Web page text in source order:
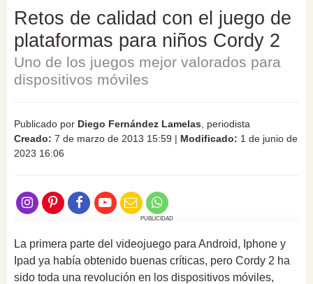
Retos de calidad con el juego de
plataformas para niños Cordy 2
Uno de los juegos mejor valorados para
dispositivos móviles
Publicado por Diego Fernández Lamelas , periodista
Creado: 7 de marzo de 2013 15:59 | Modificado: 1 de junio de
2023 16:06
PUBLICIDAD
La primera parte del videojuego para Android, Iphone y
Ipad ya había obtenido buenas críticas, pero Cordy 2 ha
sido toda una revolución en los dispositivos móviles,